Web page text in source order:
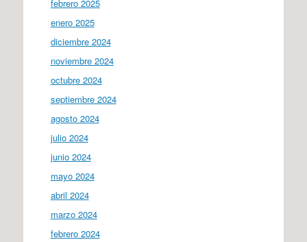
febrero 2025
enero 2025
diciembre 2024
noviembre 2024
octubre 2024
septiembre 2024
agosto 2024
julio 2024
junio 2024
mayo 2024
abril 2024
marzo 2024
febrero 2024